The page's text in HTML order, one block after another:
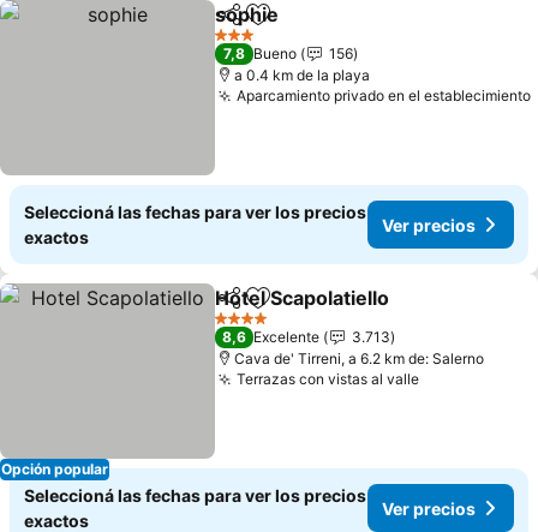
CompartirAñadir a favoritos
sophie
3 Estrellas
7,8 Bueno
156
a 0.4 km de la playa
Aparcamiento privado en el establecimiento
Seleccioná las fechas para ver los precios
exactos
Ver precios
Opción popular
CompartirAñadir a favoritos
Hotel Scapolatiello
4 Estrellas
8,6 Excelente
3.713
Cava de' Tirreni, a 6.2 km de: Salerno
Terrazas con vistas al valle
Seleccioná las fechas para ver los precios
exactos
Ver precios